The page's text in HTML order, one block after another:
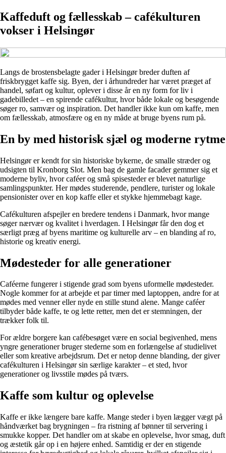
Kaffeduft og fællesskab – cafékulturen
vokser i Helsingør
Langs de brostensbelagte gader i Helsingør breder duften af
friskbrygget kaffe sig. Byen, der i århundreder har været præget af
handel, søfart og kultur, oplever i disse år en ny form for liv i
gadebilledet – en spirende cafékultur, hvor både lokale og besøgende
søger ro, samvær og inspiration. Det handler ikke kun om kaffe, men
om fællesskab, atmosfære og en ny måde at bruge byens rum på.
En by med historisk sjæl og moderne rytme
Helsingør er kendt for sin historiske bykerne, de smalle stræder og
udsigten til Kronborg Slot. Men bag de gamle facader gemmer sig et
moderne byliv, hvor caféer og små spisesteder er blevet naturlige
samlingspunkter. Her mødes studerende, pendlere, turister og lokale
pensionister over en kop kaffe eller et stykke hjemmebagt kage.
Cafékulturen afspejler en bredere tendens i Danmark, hvor mange
søger nærvær og kvalitet i hverdagen. I Helsingør får den dog et
særligt præg af byens maritime og kulturelle arv – en blanding af ro,
historie og kreativ energi.
Mødesteder for alle generationer
Caféerne fungerer i stigende grad som byens uformelle mødesteder.
Nogle kommer for at arbejde et par timer med laptoppen, andre for at
mødes med venner eller nyde en stille stund alene. Mange caféer
tilbyder både kaffe, te og lette retter, men det er stemningen, der
trækker folk til.
For ældre borgere kan cafébesøget være en social begivenhed, mens
yngre generationer bruger stederne som en forlængelse af studielivet
eller som kreative arbejdsrum. Det er netop denne blanding, der giver
cafékulturen i Helsingør sin særlige karakter – et sted, hvor
generationer og livsstile mødes på tværs.
Kaffe som kultur og oplevelse
Kaffe er ikke længere bare kaffe. Mange steder i byen lægger vægt på
håndværket bag brygningen – fra ristning af bønner til servering i
smukke kopper. Det handler om at skabe en oplevelse, hvor smag, duft
og æstetik går op i en højere enhed. Samtidig er der en stigende